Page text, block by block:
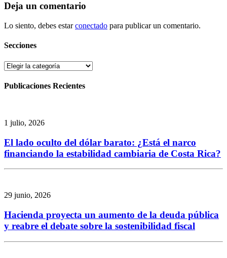
Deja un comentario
Lo siento, debes estarconectado para publicar un comentario.
Secciones
Secciones
Publicaciones Recientes
1 julio, 2026
El lado oculto del dólar barato: ¿Está el narco
financiando la estabilidad cambiaria de Costa Rica?
29 junio, 2026
Hacienda proyecta un aumento de la deuda pública
y reabre el debate sobre la sostenibilidad fiscal